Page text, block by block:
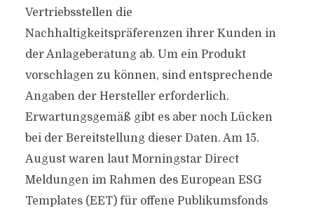
Vertriebsstellen die
Nachhaltigkeitspräferenzen ihrer Kunden in
der Anlageberatung ab. Um ein Produkt
vorschlagen zu können, sind entsprechende
Angaben der Hersteller erforderlich.
Erwartungsgemäß gibt es aber noch Lücken
bei der Bereitstellung dieser Daten. Am 15.
August waren laut Morningstar Direct
Meldungen im Rahmen des European ESG
Templates (EET) für offene Publikumsfonds